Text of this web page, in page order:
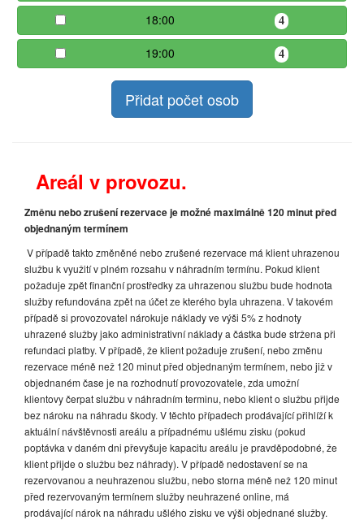
18:00 4
19:00 4
Přidat počet osob
Areál v provozu.
Změnu nebo zrušení rezervace je možné maximálně 120 minut před
objednaným termínem
V případě takto změněné nebo zrušené rezervace má klient uhrazenou
službu k využití v plném rozsahu v náhradním termínu. Pokud klient
požaduje zpět finanční prostředky za uhrazenou službu bude hodnota
služby refundována zpět na účet ze kterého byla uhrazena. V takovém
případě si provozovatel nárokuje náklady ve výši 5% z hodnoty
uhrazené služby jako administrativní náklady a částka bude stržena při
refundaci platby. V případě, že klient požaduje zrušení, nebo změnu
rezervace méně než 120 minut před objednaným termínem, nebo již v
objednaném čase je na rozhodnutí provozovatele, zda umožní
klientovy čerpat službu v náhradním terminu, nebo klient o službu přijde
bez nároku na náhradu škody. V těchto případech prodávající přihlíží k
aktuální návštěvnosti areálu a případnému ušlému zisku (pokud
poptávka v daném dni převyšuje kapacitu areálu je pravděpodobné, že
klient přijde o službu bez náhrady). V případě nedostavení se na
rezervovanou a neuhrazenou službu, nebo storna méně než 120 minut
před rezervovaným termínem služby neuhrazené online, má
prodávající nárok na náhradu ušlého zisku ve výši objednané služby.